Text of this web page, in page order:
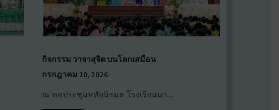
กิจกรรม วาจาสุจิต บนโลกเสมือน
กรกฎาคม 10, 2026
ณ หอประชุมหทัยนิรมล โรงเรียนนา…